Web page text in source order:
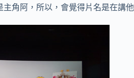
角阿，所以，會覺得片名是在講他